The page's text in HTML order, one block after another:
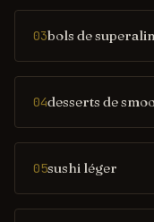
03bols de
04desserts de
05sushi léger